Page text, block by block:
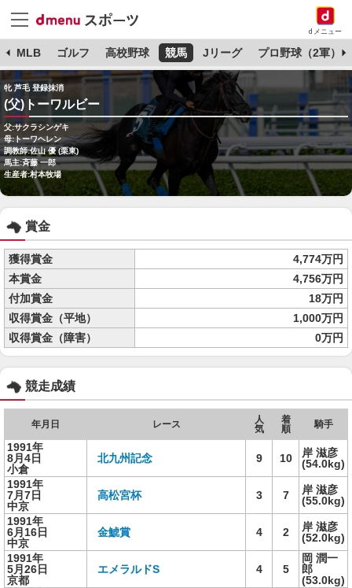
dメニュー
MLB ゴルフ 高校野球 競馬 Jリーグ プロ野球（2軍）
牝 芦毛 登録抹消
(父)トーワルビー
父:サクラシンゲキ
母:トーワヘレン
調教師:佐山 優 (栗東)
馬主:斉藤 一郎
生産者:村本牧場
賞金
獲得賞金
4,774万円
本賞金
4,756万円
付加賞金
18万円
収得賞金（平地）
1,000万円
収得賞金（障害）
0万円
競走成績
年月日 レース
人
気
着
順
騎手
1991年
8月4日
小倉
北九州記念 9 10
岸 滋彦
(54.0kg)
1991年
7月7日
中京
高松宮杯 3 7
岸 滋彦
(55.0kg)
1991年
6月16日
中京
金鯱賞 4 2
岸 滋彦
(52.0kg)
1991年
5月26日
京都
エメラルドS 4 5
岡 潤一
郎
(53.0kg)